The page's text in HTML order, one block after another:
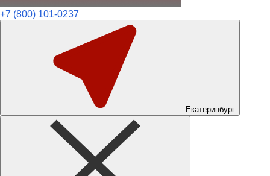
+7 (800) 101-0237
Екатеринбург